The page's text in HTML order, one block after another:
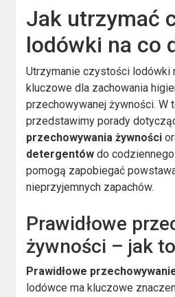
Jak utrzymać
lodówki na co
Utrzymanie czystości lodówki
kluczowe dla zachowania
przechowywanej żywności. W
przedstawimy porady
przechowywania żywności
detergentów do
pomogą zapobiegać
nieprzyjemnych zapachów.
Prawidłowe
żywności – jak
Prawidłowe
lodówce ma kluczowe